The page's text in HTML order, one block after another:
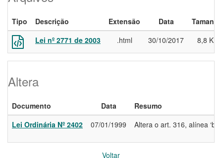
Tipo Descrição Extensão Data
Lei nº 2771 de 2003
.html 30/10/2017 8,8 KB
Altera
Documento Data
Resumo
Lei Ordinária Nº 2402
07/01/1999 Altera o art. 316, alínea
Voltar